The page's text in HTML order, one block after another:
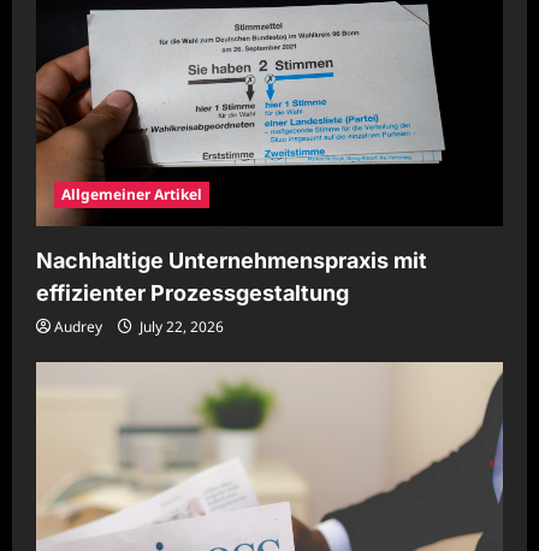
Allgemeiner Artikel
Nachhaltige Unternehmenspraxis mit
effizienter Prozessgestaltung
Audrey July 22, 2026